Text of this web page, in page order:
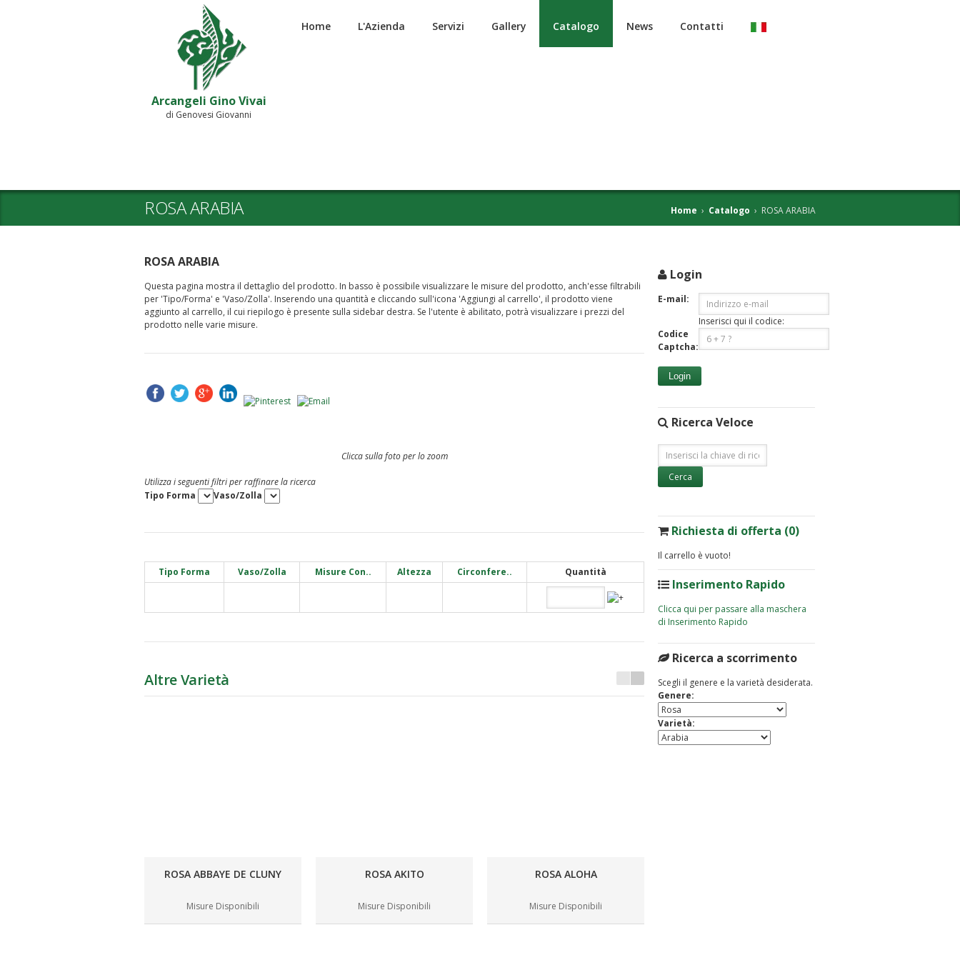
Arcangeli Gino Vivai
di Genovesi Giovanni
Home L'Azienda Servizi Gallery Catalogo News Contatti
ROSA ARABIA Home › Catalogo › ROSA ARABIA
ROSA ARABIA
Questa pagina mostra il dettaglio del prodotto. In basso è possibile visualizzare le misure del prodotto, anch'esse filtrabili
per 'Tipo/Forma' e 'Vaso/Zolla'. Inserendo una quantità e cliccando sull'icona 'Aggiungi al carrello', il prodotto viene
aggiunto al carrello, il cui riepilogo è presente sulla sidebar destra. Se l'utente è abilitato, potrà visualizzare i prezzi del
prodotto nelle varie misure.
Clicca sulla foto per lo zoom
Utilizza i seguenti filtri per raffinare la ricerca
Tipo Forma
Vaso/Zolla
Tipo Forma Vaso/Zolla Misure Con.. Altezza Circonfere.. Quantità
Altre Varietà
ROSA ABBAYE DE CLUNY
Misure Disponibili
ROSA AKITO
Misure Disponibili
ROSA ALOHA
Misure Disponibili
Login
E-mail:
Codice
Captcha:
Inserisci qui il codice:
Login
Ricerca Veloce
Richiesta di offerta (0)
Il carrello è vuoto!
Inserimento Rapido
Clicca qui per passare alla maschera
di Inserimento Rapido
Ricerca a scorrimento
Scegli il genere e la varietà desiderata.
Genere:
Varietà: